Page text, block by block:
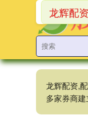
龙辉配资,
多家券商
龙辉配